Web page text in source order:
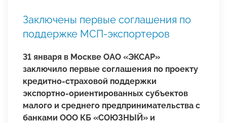
Заключены первые соглашения по
поддержке МСП-экспортеров
31 января в Москве ОАО «ЭКСАР»
заключило первые соглашения по проекту
кредитно-страховой поддержки
экспортно-ориентированных субъектов
малого и среднего предпринимательства с
банками ООО КБ «СОЮЗНЫЙ» и